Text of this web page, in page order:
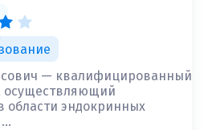
— квалифицированный
осуществляющий
эндокринных